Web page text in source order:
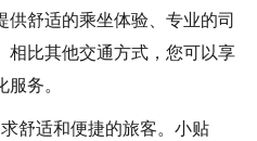
供舒适的乘坐体验、专业的司
相比其他交通方式，您可以享
务。
舒适和便捷的旅客。小贴